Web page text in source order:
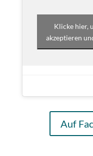
Klicke hier,
akzeptieren
Auf